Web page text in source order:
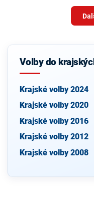
Volby do
Krajské volby 2024
Krajské volby 2020
Krajské volby 2016
Krajské volby 2012
Krajské volby 2008